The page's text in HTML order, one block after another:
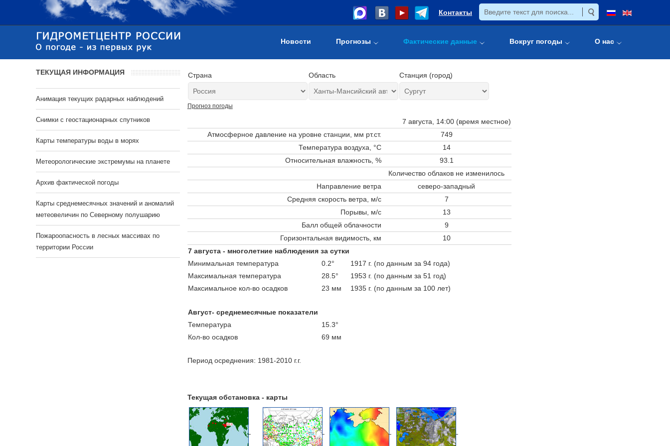
Контакты
Новости Прогнозы Фактические данные Вокруг погоды О нас
Страна Область Станция (город)
Прогноз погоды
7 августа, 14:00 (время местное)
Атмосферное давление на уровне станции, мм рт.ст.
749
Температура воздуха, °C
14
Относительная влажность, %
93.1
Количество облаков не изменилось
Направление ветра
северо-западный
Средняя скорость ветра, м/с
7
Порывы, м/с
13
Балл общей облачности
9
Горизонтальная видимость, км
10
7 августа - многолетние наблюдения за сутки
Минимальная температура
0.2°
1917 г. (по данным за 94 года)
Максимальная температура
28.5°
1953 г. (по данным за 51 год)
Максимальное кол-во осадков
23 мм 1935 г. (по данным за 100 лет)
Август- среднемесячные показатели
Температура
15.3°
Кол-во осадков
69 мм
Период осреднения: 1981-2010 г.г.
Текущая обстановка - карты
ТЕКУЩАЯ ИНФОРМАЦИЯ
Анимация текущих радарных наблюдений
Cнимки с геостационарных спутников
Карты температуры воды в морях
Метеорологические экстремумы на планете
Архив фактической погоды
Карты среднемесячных значений и аномалий
метеовеличин по Северному полушарию
Пожароопасность в лесных массивах по
территории России